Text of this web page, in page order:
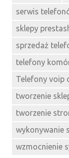
serwis
sklepy
sprzedaż
telefony
Telefony voip
tworzenie
tworzenie
wykonywanie
wzmocnienie